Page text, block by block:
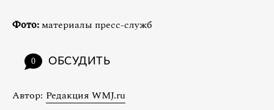
Фото:материалы пресс-служб
0 ОБСУДИТЬ
Автор: Редакция WMJ.ru